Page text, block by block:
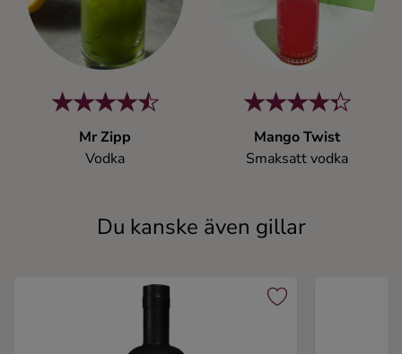
Mr Zipp
Vodka
Mango Twist
Smaksatt vodka
Du kanske även gillar